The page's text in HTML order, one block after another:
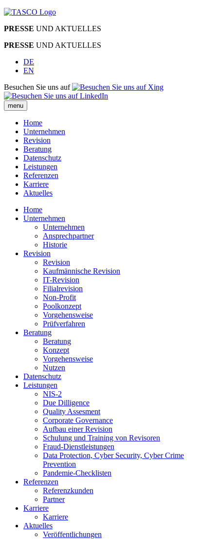
PRESSE UND AKTUELLES
PRESSE UND AKTUELLES
DE
EN
Besuchen Sie uns auf
menu
Home
Unternehmen
Revision
Beratung
Datenschutz
Leistungen
Referenzen
Karriere
Aktuelles
Home
Unternehmen
Unternehmen
Ansprechpartner
Historie
Revision
Revision
Kaufmännische Revision
IT-Revision
Filialrevision
Non-Profit
Poolkonzept
Vorgehensweise
Prüfverfahren
Beratung
Beratung
Konzept
Vorgehensweise
Nutzen
Datenschutz
Leistungen
NIS-2
Due Dilligence
Quality Assesment
Corporate Governance
Aufbau einer Revision
Schulung und Training von Revisoren
Fraud-Dienstleistungen
Data Protection, Cyber Security, Cyber Crime
Prevention
Pandemie-Checklisten
Referenzen
Referenzkunden
Partner
Karriere
Karriere
Aktuelles
Veröffentlichungen